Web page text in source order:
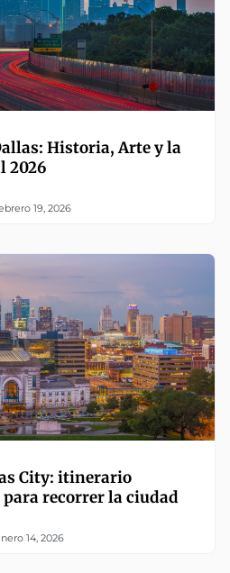
Historia, Arte y la
2026
19, 2026
City: itinerario
recorrer la ciudad
14, 2026